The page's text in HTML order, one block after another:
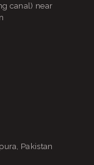
canal) near
Pakistan